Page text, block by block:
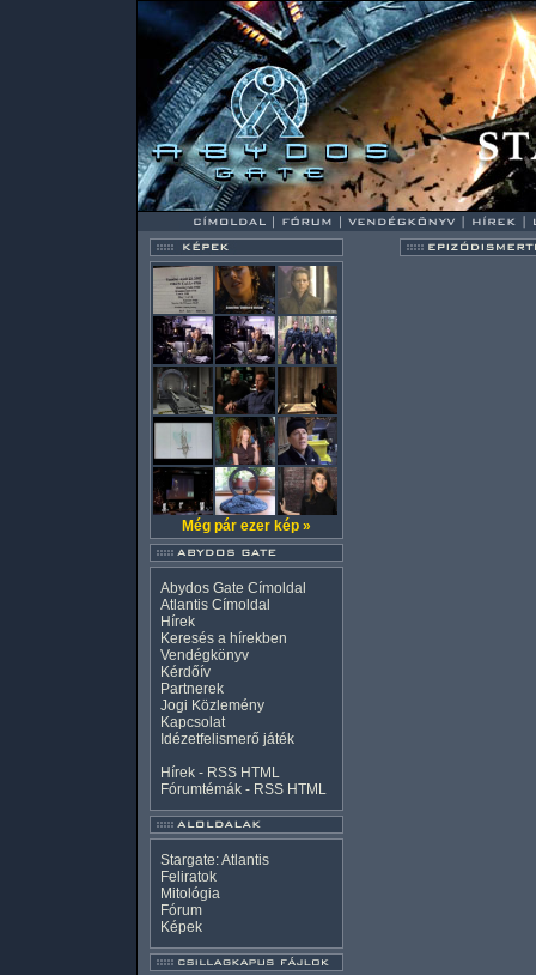
Még pár ezer kép »
Abydos Gate Címoldal
Atlantis Címoldal
Hírek
Keresés a hírekben
Vendégkönyv
Kérdőív
Partnerek
Jogi Közlemény
Kapcsolat
Idézetfelismerő játék
Hírek - RSS HTML
Fórumtémák - RSS HTML
Stargate: Atlantis
Feliratok
Mitológia
Fórum
Képek